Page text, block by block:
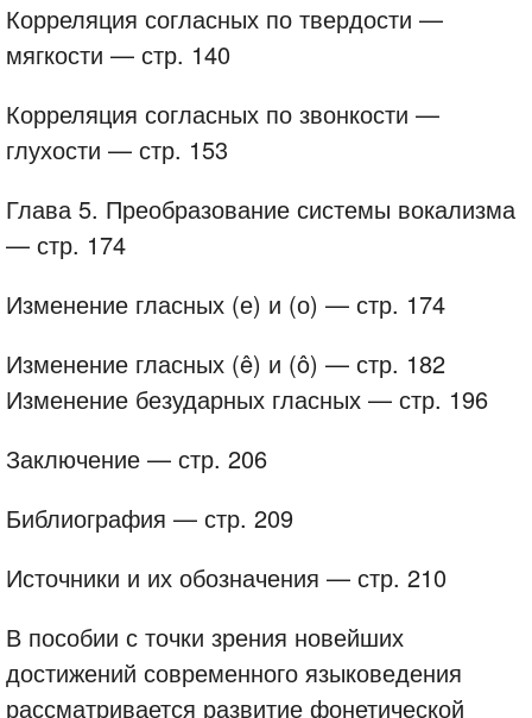
Корреляция согласных по твердости —
мягкости — стр. 140
Корреляция согласных по звонкости —
глухости — стр. 153
Глава 5. Преобразование системы вокализма
— стр. 174
Изменение гласных (е) и (о) — стр. 174
Изменение гласных (ê) и (ô) — стр. 182
Изменение безударных гласных — стр. 196
Заключение — стр. 206
Библиография — стр. 209
Источники и их обозначения — стр. 210
В пособии с точки зрения новейших
достижений современного языковедения
рассматривается развитие фонетической